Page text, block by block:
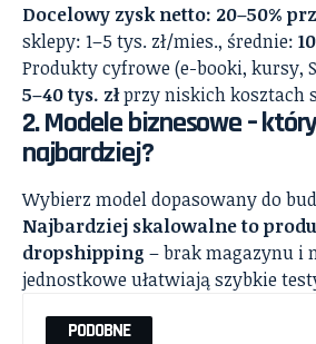
Docelowy zysk netto: 20–50%
sklepy: 1–5 tys. zł/mies., średnie:
Produkty cyfrowe (e-booki, kursy,
5–40 tys. złprzy niskich kosztach
2. Modele biznesowe –
najbardziej?
Wybierz model dopasowany do
Najbardziej skalowalne to
dropshipping – brak magazynu i
jednostkowe ułatwiają szybkie
PODOBNE